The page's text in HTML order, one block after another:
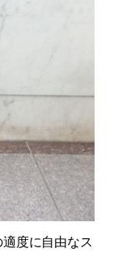
度に自由なス